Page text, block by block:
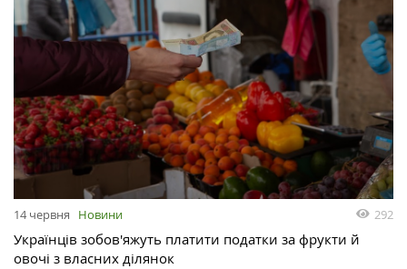
14 червня Новини 292
Українців зобов'яжуть платити податки за фрукти й
овочі з власних ділянок